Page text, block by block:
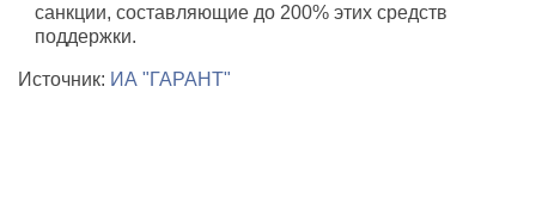
санкции, составляющие до 200% этих средств
поддержки.
Источник: ИА "ГАРАНТ"